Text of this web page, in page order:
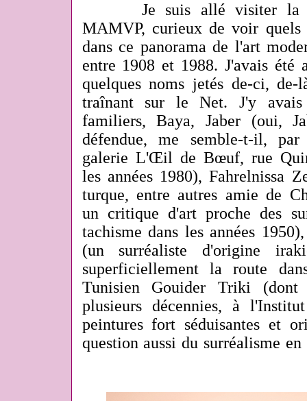
Je suis allé visiter la
MAMVP, curieux de voir quels
dans ce panorama de l'art
entre 1908 et 1988. J'avais
quelques noms jetés de-ci,
traînant sur le Net. J'y avais
familiers, Baya, Jaber (oui,
défendue, me semble-t-il,
galerie L'Œil de Bœuf, rue
les années 1980), Fahrelnissa
turque, entre autres amie de
un critique d'art proche des
tachisme dans les années
(un surréaliste d'origine
superficiellement la route
Tunisien Gouider Triki
plusieurs décennies, à
peintures fort séduisantes et
question aussi du surréalisme